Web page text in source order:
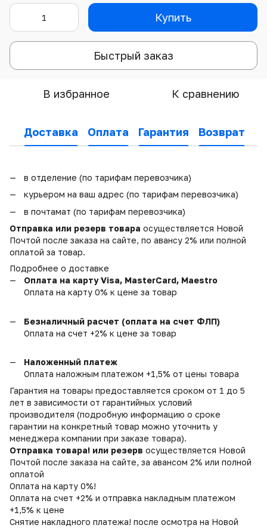
Купить
Быстрый заказ
В избранное К сравнению
Доставка Оплата Гарантия Возврат
в отделение (по тарифам перевозчика)
курьером на ваш адрес (по тарифам перевозчика)
в почтамат (по тарифам перевозчика)
Отправка или резерв товара осуществляется Новой
Почтой после заказа на сайте, по авансу 2% или полной
оплатой за товар.
Подробнее о доставке
Оплата на карту Visa, MasterCard, Maestro
Оплата на карту 0% к цене за товар
Безналичный расчет (оплата на счет ФЛП)
Оплата на счет +2% к цене за товар
Наложенный платеж
Оплата наложным платежом +1,5% от цены товара
Гарантия на товары предоставляется сроком от 1 до 5
лет в зависимости от гарантийных условий
производителя (подробную информацию о сроке
гарантии на конкретный товар можно уточнить у
менеджера компании при заказе товара).
Отправка товара! или резерв осуществляется Новой
Почтой после заказа на сайте, за авансом 2% или полной
оплатой
Оплата на карту 0%!
Оплата на счет +2% и отправка накладным платежом
+1,5% к цене
Снятие накладного платежа! после осмотра на Новой